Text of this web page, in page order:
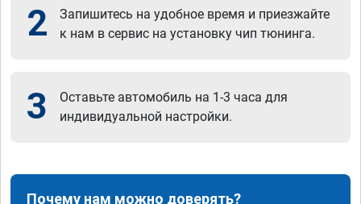
2
Запишитесь на удобное время и приезжайте
к нам в сервис на установку чип тюнинга.
3
Оставьте автомобиль на 1-3 часа для
индивидуальной настройки.
Почему нам можно доверять?